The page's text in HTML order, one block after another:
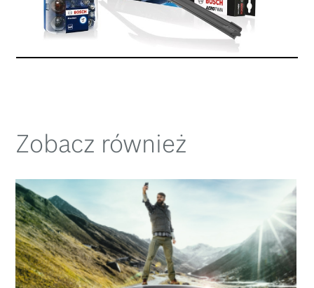
Zobacz również